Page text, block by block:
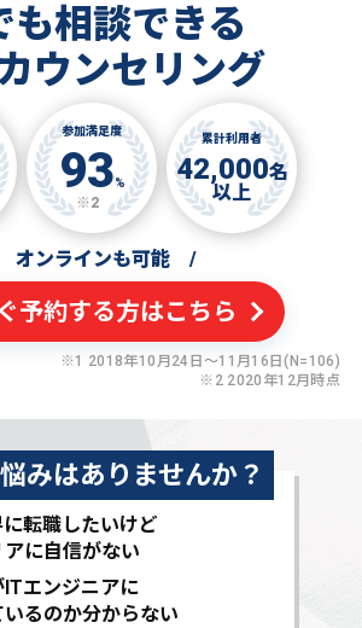
も相談できる
ウンセリング
参加満足度
93%
※2
累計利用者
42,000名
以上
オンラインも可能 /
予約する方はこちら
※1 2018年10月24日〜11月16日(N=106)
※2 2020年12月時点
みはありませんか？
転職したいけど
アに自信がない
ITエンジニアに
いるのか分からない